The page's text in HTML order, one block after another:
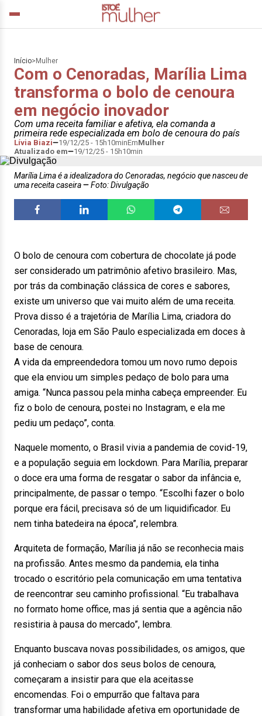
Início> Mulher
Com o Cenoradas, Marília Lima
transforma o bolo de cenoura
em negócio inovador
Com uma receita familiar e afetiva, ela comanda a
primeira rede especializada em bolo de cenoura do país
Lívia Biazi 19/12/25 - 15h10minEmMulher
Atualizado em
19/12/25 - 15h10min
Marília Lima é a idealizadora do Cenoradas, negócio que nasceu de
uma receita caseira
Foto: Divulgação
O bolo de cenoura com cobertura de chocolate já pode
ser considerado um patrimônio afetivo brasileiro. Mas,
por trás da combinação clássica de cores e sabores,
existe um universo que vai muito além de uma receita.
Prova disso é a trajetória de Marília Lima, criadora do
Cenoradas, loja em São Paulo especializada em doces à
base de cenoura.
A vida da empreendedora tomou um novo rumo depois
que ela enviou um simples pedaço de bolo para uma
amiga. “Nunca passou pela minha cabeça empreender. Eu
fiz o bolo de cenoura, postei no Instagram, e ela me
pediu um pedaço”, conta.
Naquele momento, o Brasil vivia a pandemia de covid-19,
e a população seguia em lockdown. Para Marília, preparar
o doce era uma forma de resgatar o sabor da infância e,
principalmente, de passar o tempo. “Escolhi fazer o bolo
porque era fácil, precisava só de um liquidificador. Eu
nem tinha batedeira na época”, relembra.
Arquiteta de formação, Marília já não se reconhecia mais
na profissão. Antes mesmo da pandemia, ela tinha
trocado o escritório pela comunicação em uma tentativa
de reencontrar seu caminho profissional. “Eu trabalhava
no formato home office, mas já sentia que a agência não
resistiria à pausa do mercado”, lembra.
Enquanto buscava novas possibilidades, os amigos, que
já conheciam o sabor dos seus bolos de cenoura,
começaram a insistir para que ela aceitasse
encomendas. Foi o empurrão que faltava para
transformar uma habilidade afetiva em oportunidade de